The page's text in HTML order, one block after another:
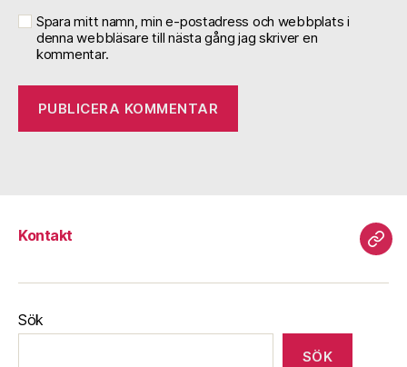
Spara mitt namn, min e-postadress och webbplats i
denna webbläsare till nästa gång jag skriver en
kommentar.
Kontakt
Sök
SÖK